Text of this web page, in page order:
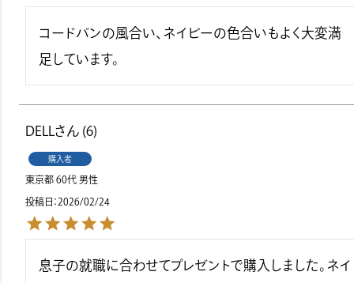
コードバンの風合い、ネイビーの色合いもよく大変満
足しています。
DELL 6
購入者
東京都 60代 男性
投稿日 2026/02/24
息子の就職に合わせてプレゼントで購入しました。ネイ